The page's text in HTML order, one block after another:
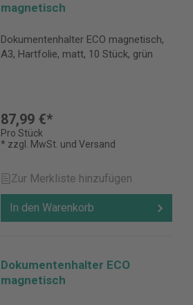
magnetisch
Dokumentenhalter ECO magnetisch,
A3, Hartfolie, matt, 10 Stück, grün
87,99 €*
Pro Stück
* zzgl. MwSt. und Versand
Zur Merkliste hinzufügen
In den Warenkorb
Dokumentenhalter ECO
magnetisch